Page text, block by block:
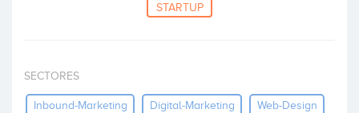
Inicio
STARTUP
SECTORES
Inbound-Marketing Digital-Marketing Web-Design